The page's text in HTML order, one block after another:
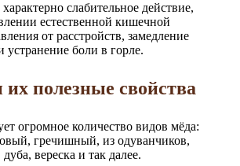
слабительное действие,
естественной кишечной
от расстройств, замедление
устранение боли в горле.
полезные свойства
огромное количество видов мёда:
гречишный, из одуванчиков,
вереска и так далее.